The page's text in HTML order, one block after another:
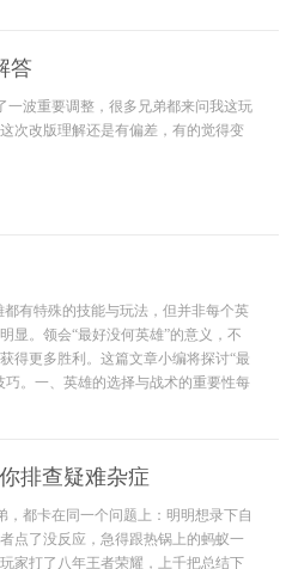
答
一波重要调整，很多兄弟都来问我这玩
次改版理解还是有偏差，有的觉得变
有特殊的技能与玩法，但并非每个英
显。领会“最好没何英雄”的意义，不
得更多胜利。这篇文章小编将探讨“最
。一、英雄的选择与战术的重要性每
排查疑难杂症
都卡在同一个问题上：明明想录下自
点了没反应，急得跟热锅上的蚂蚁一
家打了八年王者荣耀，上千把总结下